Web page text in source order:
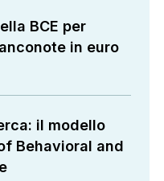
BCE per
in euro
il modello
Behavioral and